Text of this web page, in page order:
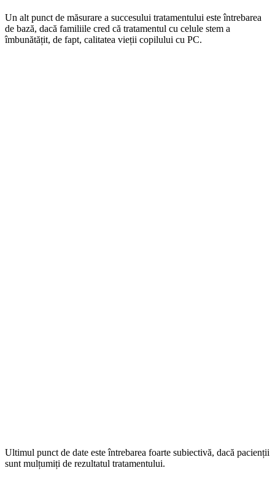
Un alt punct de măsurare a succesului tratamentului este întrebarea
de bază, dacă familiile cred că tratamentul cu celule stem a
îmbunătățit, de fapt, calitatea vieții copilului cu PC.
Ultimul punct de date este întrebarea foarte subiectivă, dacă pacienții
sunt mulțumiți de rezultatul tratamentului.